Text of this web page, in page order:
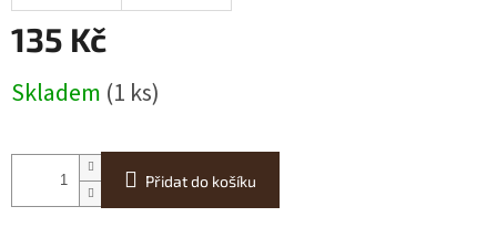
135 Kč
cena:
Skladem (1 ks)
Přidat do košíku